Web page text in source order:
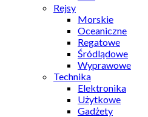
Rejsy
Morskie
Oceaniczne
Regatowe
Śródlądowe
Wyprawowe
Technika
Elektronika
Użytkowe
Gadżety